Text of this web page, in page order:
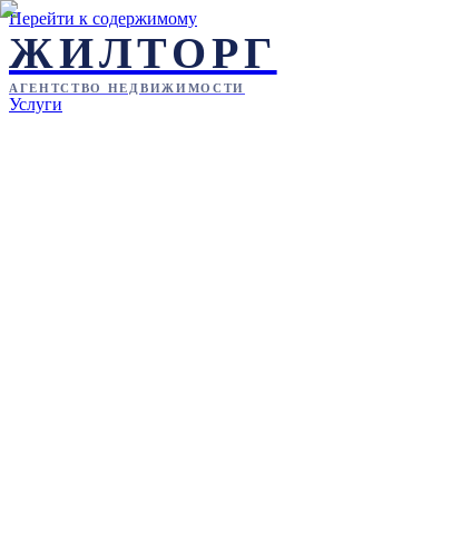
Перейти к содержимому
ЖИЛТОРГ
АГЕНТСТВО НЕДВИЖИМОСТИ
Услуги